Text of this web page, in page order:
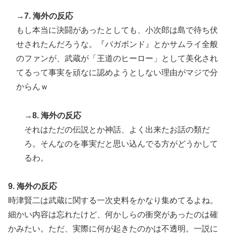
→7. 海外の反応
もし本当に決闘があったとしても、小次郎は島で待ち伏
せされたんだろうな。『バガボンド』とかサムライ全般
のファンが、武蔵が「王道のヒーロー」として美化され
てるって事実を頑なに認めようとしない理由がマジで分
からんｗ
→8. 海外の反応
それはただの伝説とか神話、よく出来たお話の類だ
ろ。そんなのを事実だと思い込んでる方がどうかして
るわ。
9. 海外の反応
時津賢二は武蔵に関する一次史料をかなり集めてるよね。
細かい内容は忘れたけど、何かしらの衝突があったのは確
かみたい。ただ、実際に何が起きたのかは不透明。一説に